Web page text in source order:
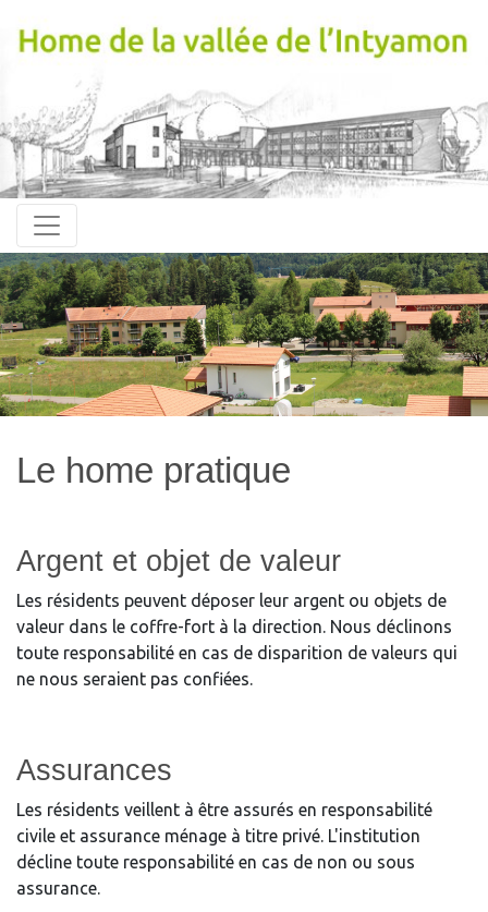
Le home pratique
Argent et objet de valeur
Les résidents peuvent déposer leur argent ou objets de
valeur dans le coffre-fort à la direction. Nous déclinons
toute responsabilité en cas de disparition de valeurs qui
ne nous seraient pas confiées.
Assurances
Les résidents veillent à être assurés en responsabilité
civile et assurance ménage à titre privé. L'institution
décline toute responsabilité en cas de non ou sous
assurance.